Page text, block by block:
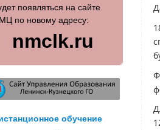
появляться на сайте
по новому адресу:
nmclk.ru
обучение